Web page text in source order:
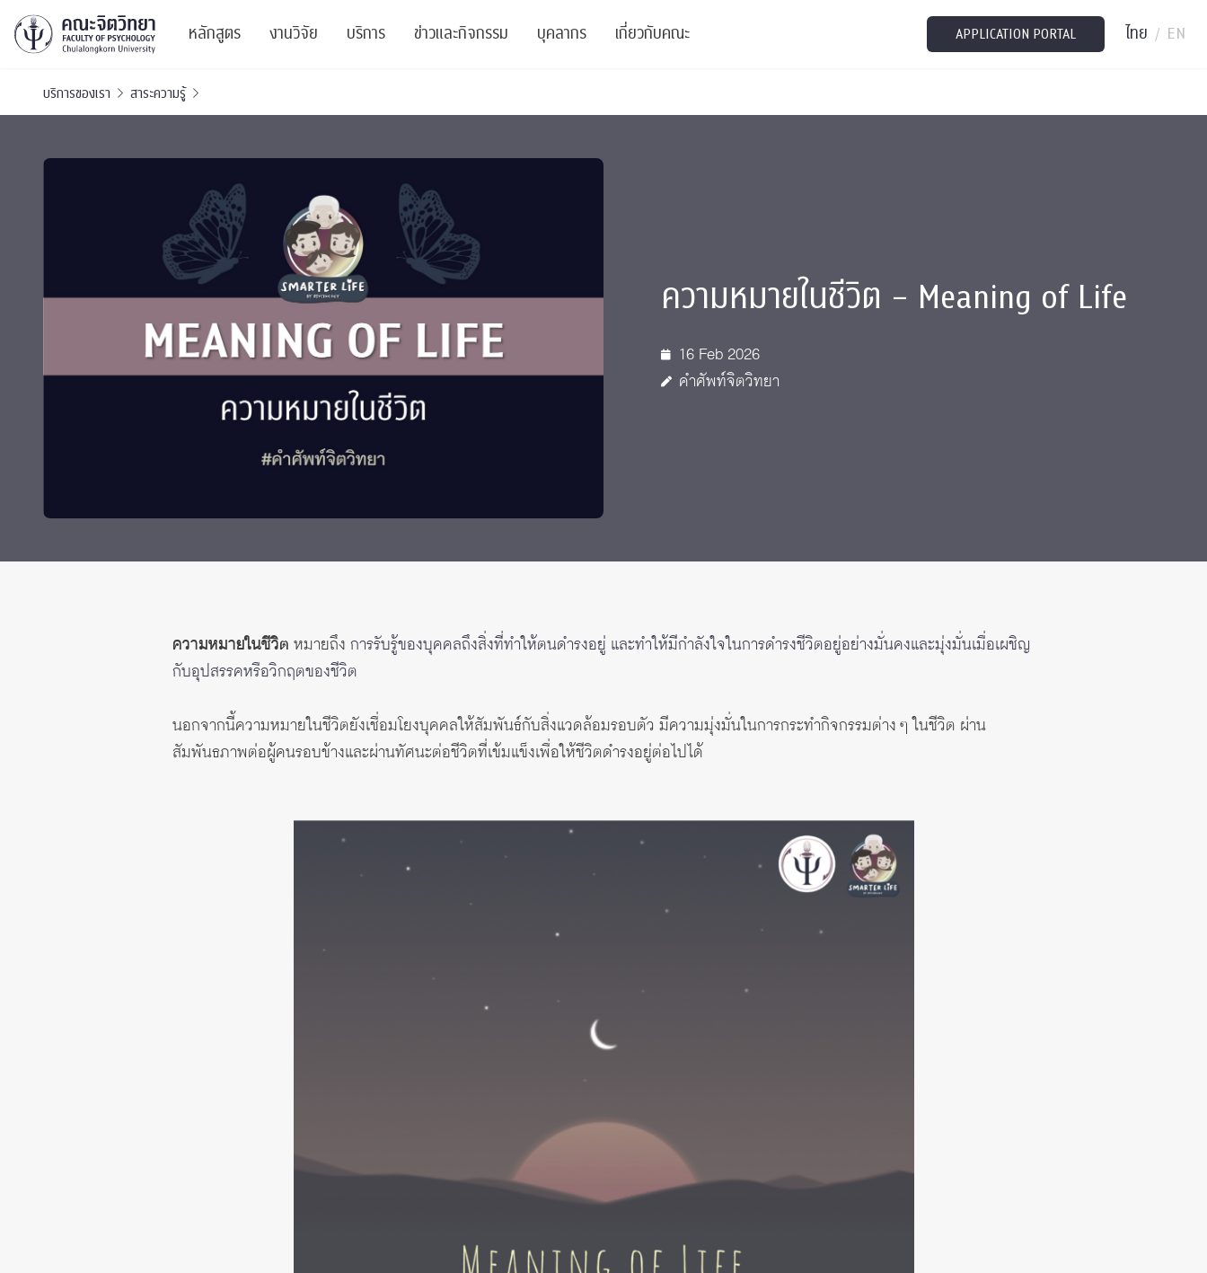
หลักสูตร
ปริญญาบัณฑิต
หลักสูตรปริญญาตรี
บัณฑิตศึกษา
หลักสูตรปริญญาโทและ
ปริญญาเอก
นิสิตปัจจุบัน
งานวิจัย
ผลงานตีพิมพ์
งานประชุมวิชาการ
งานประชุมวิชาการระดับนานาชาติ
TICP 2023
SSBW Activities
ทุนและรางวัล
บริการ
PSY Stats Clinic
ศูนย์สุขภาวะทางจิต
ศูนย์จิตวิทยาเพื่อประสิทธิภาพองค์กร
Life Di
CU Radio
ข่าวและกิจกรรม
เสวนาและบรรยายพิเศษ
โครงการอบรม
ตำแหน่งงาน
บุคลากร
เจ้าหน้าที่
เกี่ยวกับคณะ
รายงานประจำปี
Intranet
APPLICATION PORTAL ไทย / EN
บริการของเรา สาระความรู้
ความหมายในชีวิต – Meaning of Life
16 Feb 2026
คำศัพท์จิตวิทยา
ความหมายในชีวิต หมายถึง การรับรู้ของบุคคลถึงสิ่งที่ทำให้ตนดำรงอยู่ และทำให้มีกำลังใจในการดำรงชีวิตอยู่อย่างมั่นคงและมุ่งมั่นเมื่อเผชิญ
กับอุปสรรคหรือวิกฤตของชีวิต
นอกจากนี้ความหมายในชีวิตยังเชื่อมโยงบุคคลให้สัมพันธ์กับสิ่งแวดล้อมรอบตัว มีความมุ่งมั่นในการกระทำกิจกรรมต่าง ๆ ในชีวิต ผ่าน
สัมพันธภาพต่อผู้คนรอบข้างและผ่านทัศนะต่อชีวิตที่เข้มแข็งเพื่อให้ชีวิตดำรงอยู่ต่อไปได้